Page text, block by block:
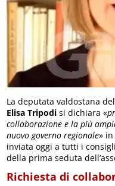
La deputata valdostana
Elisa Tripodi si dichiara «
collaborazione e la più
nuovo governo regionale»
inviata oggi a tutti i
della prima seduta
Richiesta di